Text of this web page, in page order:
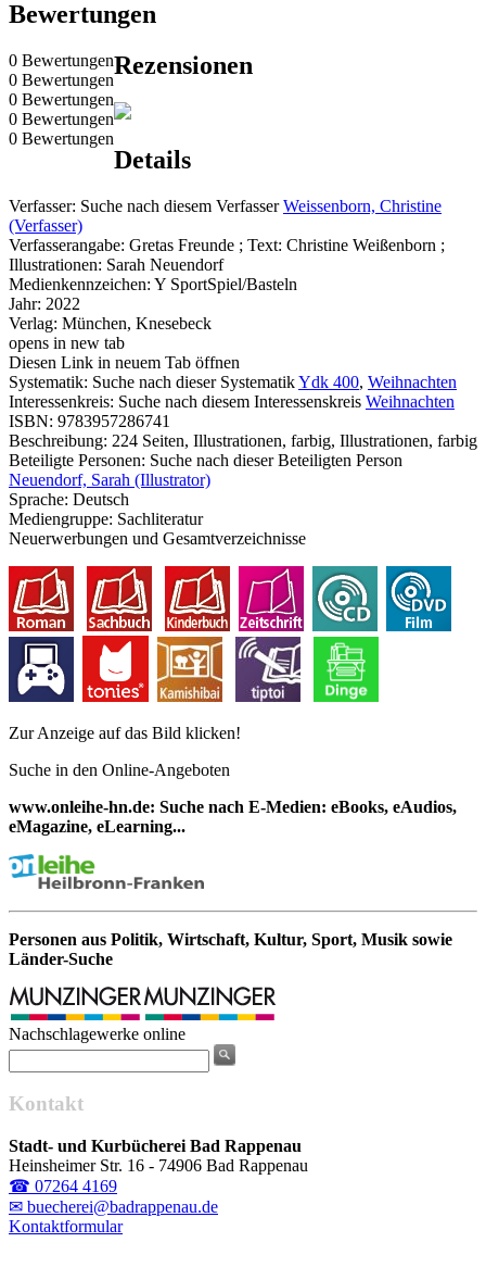
Bewertungen
0 Bewertungen
0 Bewertungen
0 Bewertungen
0 Bewertungen
0 Bewertungen
Rezensionen
Details
Verfasser: Suche nach diesem Verfasser Weissenborn, Christine
(Verfasser)
Verfasserangabe: Gretas Freunde ; Text: Christine Weißenborn ;
Illustrationen: Sarah Neuendorf
Medienkennzeichen: Y SportSpiel/Basteln
Jahr: 2022
Verlag: München, Knesebeck
opens in new tab
Diesen Link in neuem Tab öffnen
Systematik: Suche nach dieser SystematikYdk 400, Weihnachten
Interessenkreis: Suche nach diesem Interessenskreis Weihnachten
ISBN: 9783957286741
Beschreibung: 224 Seiten, Illustrationen, farbig, Illustrationen, farbig
Beteiligte Personen: Suche nach dieser Beteiligten Person
Neuendorf, Sarah (Illustrator)
Sprache: Deutsch
Mediengruppe: Sachliteratur
Neuerwerbungen und Gesamtverzeichnisse
Zur Anzeige auf das Bild klicken!
Suche in den Online-Angeboten
www.onleihe-hn.de: Suche nach E-Medien: eBooks, eAudios,
eMagazine, eLearning...
Personen aus Politik, Wirtschaft, Kultur, Sport, Musik sowie
Länder-Suche
Nachschlagewerke online
Kontakt
Stadt- und Kurbücherei Bad Rappenau
Heinsheimer Str. 16 - 74906 Bad Rappenau
☎ 07264 4169
✉ buecherei@badrappenau.de
Kontaktformular